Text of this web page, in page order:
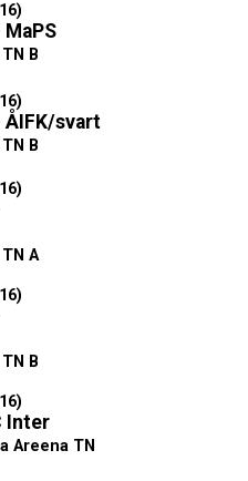
B
ÅIFK/svart
B
A
B
Inter
Areena TN